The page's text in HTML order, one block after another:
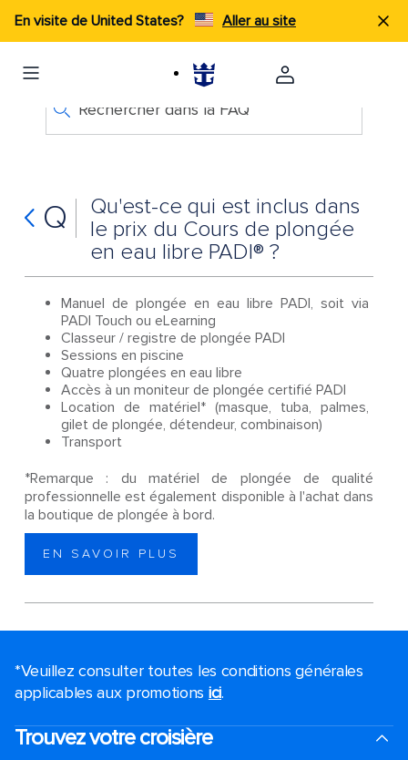
En visite de United States? Aller au site
Rechercher dans la FAQ
Q
Qu'est-ce qui est inclus dans
le prix du Cours de plongée
en eau libre PADI® ?
Manuel de plongée en eau libre PADI, soit via
PADI Touch ou eLearning
Classeur / registre de plongée PADI
Sessions en piscine
Quatre plongées en eau libre
Accès à un moniteur de plongée certifié PADI
Location de matériel* (masque, tuba, palmes,
gilet de plongée, détendeur, combinaison)
Transport
*Remarque : du matériel de plongée de qualité
professionnelle est également disponible à l'achat dans
la boutique de plongée à bord.
EN SAVOIR PLUS
*Veuillez consulter toutes les conditions générales
applicables aux promotions ici.
Trouvez votre croisière